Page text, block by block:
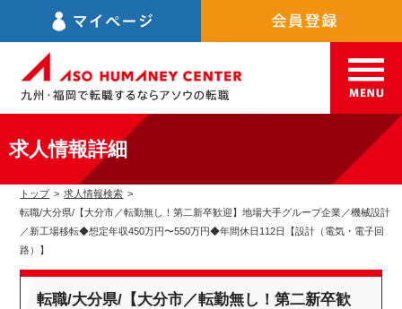
求人情報詳細
トップ > 求人情報検索 >
転職/大分県/【大分市／転勤無し！第二新卒歓迎】地場大手グループ企業／機械設計
／新工場移転◆想定年収450万円〜550万円◆年間休日112日【設計（電気・電子回
路）】
転職/大分県/【大分市／転勤無し！第二新卒歓